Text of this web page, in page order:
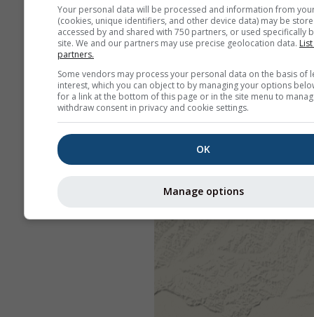
Your personal data will be processed and information from
(cookies, unique identifiers, and other device data) may be
accessed by and shared with 750 partners, or used specifically
site. We and our partners may use precise geolocation data.
partners.
Some vendors may process your personal data on the basis of
interest, which you can object to by managing your options
for a link at the bottom of this page or in the site menu to
withdraw consent in privacy and cookie settings.
OK
Manage options